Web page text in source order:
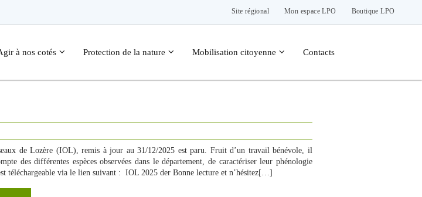
Site régional Mon espace LPO Boutique LPO
à nos cotés Protection de la nature Mobilisation citoyenne Contacts
de Lozère (IOL), remis à jour au 31/12/2025 est paru. Fruit d’un travail bénévole, il
des différentes espèces observées dans le département, de caractériser leur phénologie
téléchargeable via le lien suivant : IOL 2025 der Bonne lecture et n’hésitez[…]